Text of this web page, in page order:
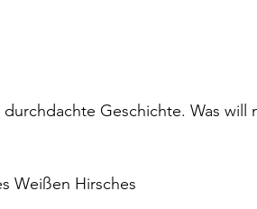
Geschichte. Was will
Weißen Hirsches